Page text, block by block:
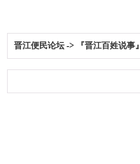
晋江便民论坛 -> 『晋江百姓说事』